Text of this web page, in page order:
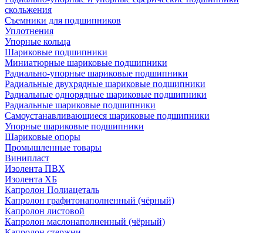
скольжения
Съемники для подшипников
Уплотнения
Упорные кольца
Шариковые подшипники
Миниатюрные шариковые подшипники
Радиально-упорные шариковые подшипники
Радиальные двухрядные шариковые подшипники
Радиальные однорядные шариковые подшипники
Радиальные шариковые подшипники
Самоустанавливающиеся шариковые подшипники
Упорные шариковые подшипники
Шариковые опоры
Промышленные товары
Винипласт
Изолента ПВХ
Изолента ХБ
Капролон Полиацеталь
Капролон графитонаполненный (чёрный)
Капролон листовой
Капролон маслонаполненный (чёрный)